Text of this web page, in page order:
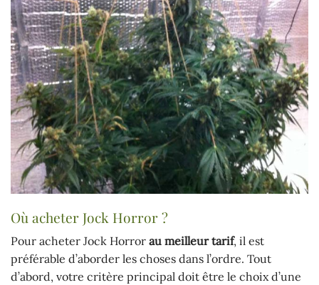
Où acheter Jock Horror ?
Pour acheter Jock Horror au meilleur tarif, il est
préférable d’aborder les choses dans l’ordre. Tout
d’abord, votre critère principal doit être le choix d’une